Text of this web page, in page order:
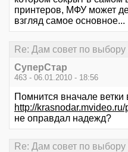
принтеров, МФУ может
взгляд самое основное...
Re: Дам совет по
СуперСтар
463 - 06.01.2010 - 18:56
Помнится вначале ветки
http://
не оправдал надежд?
Re: Дам совет по